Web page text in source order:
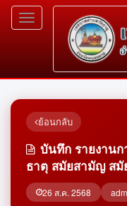
Toggle
navigation
ย้อนกลับ
บันทึก รายงาน
ธาตุ สมัยสามัญ สมั
26 ส.ค. 2568